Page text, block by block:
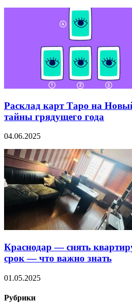
Расклад карт Таро на
тайны грядущего года
04.06.2025
Краснодар — снять
срок — что важно знать
01.05.2025
Рубрики